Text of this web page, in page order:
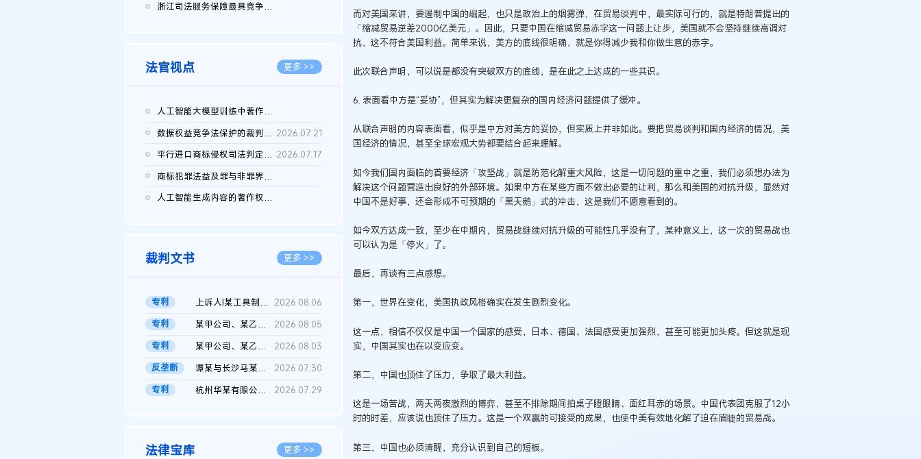
浙江司法服务保障最具竞争力营商环境建设典型案例（第二批）含侵...
法官视点 更多 >>
人工智能大模型训练中著作权的合理使用
2026.07.28
数据权益竞争法保护的裁判路径构建 2026.07.21
平行进口商标侵权司法判定规则的困境与纾解 2026.07.17
商标犯罪法益及罪与非罪界限研究
人工智能生成内容的著作权司法认定：演进逻辑、现实困境与规则建...
裁判文书 更多 >>
专利 上诉人I某工具制品有限公司与被上诉人程某及一审被告中华人民共和...
2026.08.06
专利
某甲公司、某乙公司、某丙公司申请诉前行为保全复议裁定书
2026.08.05
专利
某甲公司、某乙公司、官某与某丙公司专利申请权权属纠纷 二审判决...
2026.08.03
反垄断
谭某与长沙马某堆农产品股份有限公司滥用市场支配地位纠纷二审裁...
2026.07.30
专利
杭州华某有限公司与菲某有限公司侵害发明专利权纠纷 2026.07.29
法律宝库 更多 >>
而对美国来讲，要遏制中国的崛起，也只是政治上的烟雾弹，在贸易谈判中，最实际可行的，就是特朗普提出的
「缩减贸易逆差2000亿美元」。因此，只要中国在缩减贸易赤字这一问题上让步，美国就不会坚持继续高调对
抗，这不符合美国利益。简单来说，美方的底线很明确，就是你得减少我和你做生意的赤字。
此次联合声明，可以说是都没有突破双方的底线，是在此之上达成的一些共识。
6. 表面看中方是“妥协”，但其实为解决更复杂的国内经济问题提供了缓冲。
从联合声明的内容表面看，似乎是中方对美方的妥协，但实质上并非如此。要把贸易谈判和国内经济的情况，美
国经济的情况，甚至全球宏观大势都要结合起来理解。
如今我们国内面临的首要经济「攻坚战」就是防范化解重大风险，这是一切问题的重中之重，我们必须想办法为
解决这个问题营造出良好的外部环境。如果中方在某些方面不做出必要的让利，那么和美国的对抗升级，显然对
中国不是好事，还会形成不可预期的「黑天鹅」式的冲击，这是我们不愿意看到的。
如今双方达成一致，至少在中期内，贸易战继续对抗升级的可能性几乎没有了，某种意义上，这一次的贸易战也
可以认为是「停火」了。
最后，再谈有三点感想。
第一，世界在变化，美国执政风格确实在发生剧烈变化。
这一点，相信不仅仅是中国一个国家的感受，日本、德国、法国感受更加强烈，甚至可能更加头疼。但这就是现
实，中国其实也在以变应变。
第二，中国也顶住了压力，争取了最大利益。
这是一场苦战，两天两夜激烈的博弈，甚至不排除期间拍桌子瞪眼睛、面红耳赤的场景。中国代表团克服了12小
时的时差，应该说也顶住了压力。这是一个双赢的可接受的成果，也使中美有效地化解了迫在眉睫的贸易战。
第三，中国也必须清醒，充分认识到自己的短板。